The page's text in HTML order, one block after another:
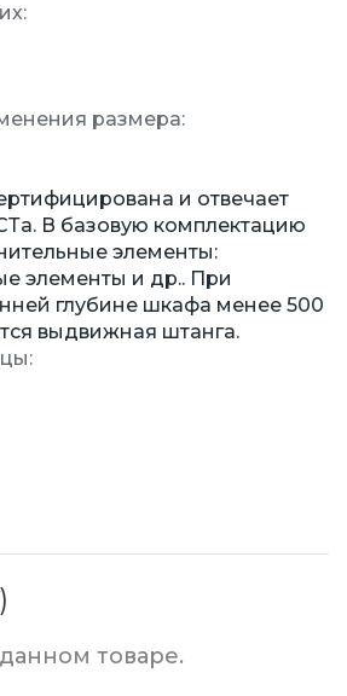
размера:
и отвечает
В базовую комплектацию
элементы:
элементы и др.. При
глубине шкафа менее 500
выдвижная штанга.
товаре.